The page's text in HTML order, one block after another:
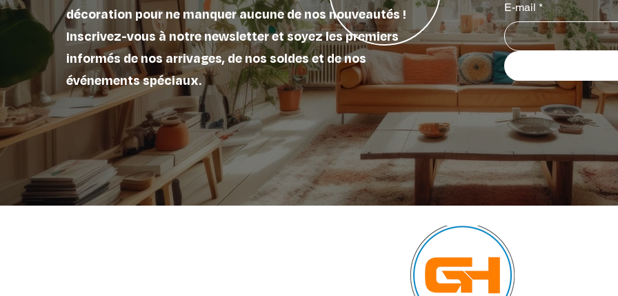
décoration pour ne manquer aucune de nos nouveautés !
Inscrivez-vous à notre newsletter et soyez les premiers
informés de nos arrivages, de nos soldes et de nos
événements spéciaux.
E-mail *